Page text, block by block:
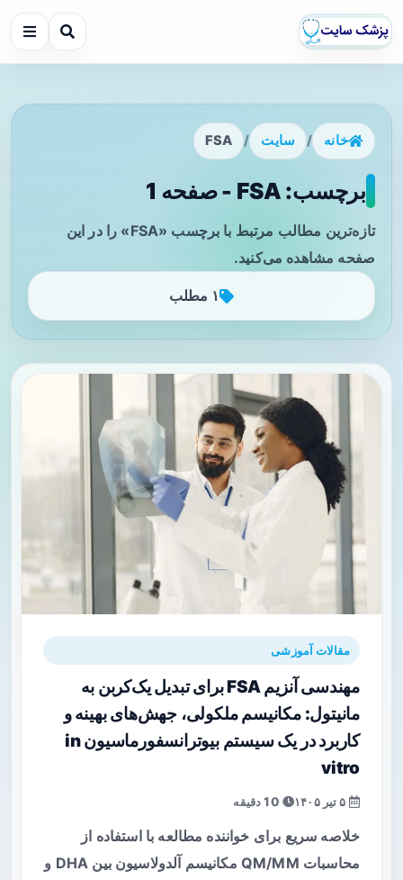
خانه / سایت /
FSA
برچسب: FSA - صفحه 1
تازه‌ترین مطالب مرتبط با برچسب «FSA» را در این
صفحه مشاهده می‌کنید.
۱ مطلب
مقالات آموزشی
مهندسی آنزیم FSA برای تبدیل یک‌کربن به
مانیتول: مکانیسم ملکولی، جهش‌های بهینه و
کاربرد در یک سیستم بیوترانسفورماسیون in
vitro
خلاصه سریع برای خواننده مطالعه با استفاده از
محاسبات QM/MM مکانیسم آلدولاسیون بین DHA و